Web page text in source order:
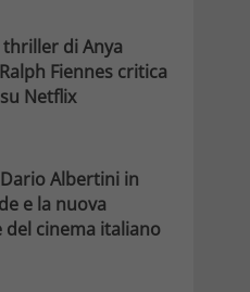
di Anya
Fiennes critica
Netflix
Albertini in
e la nuova
del cinema italiano